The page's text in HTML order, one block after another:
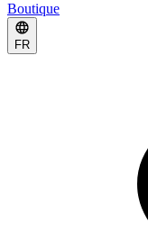
Boutique
FR